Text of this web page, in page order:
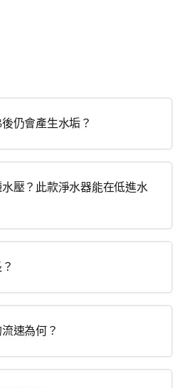
仍會產生水垢？
壓？此款淨水器能在低進水
速為何？